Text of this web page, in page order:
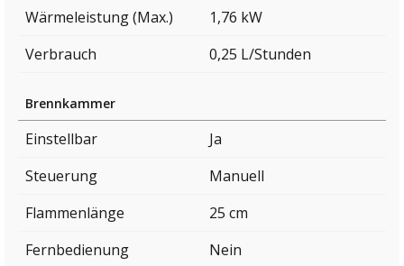
Wärmeleistung (Max.)
1,76 kW
Verbrauch
0,25 L/Stunden
Brennkammer
Einstellbar
Ja
Steuerung
Manuell
Flammenlänge
25 cm
Fernbedienung
Nein